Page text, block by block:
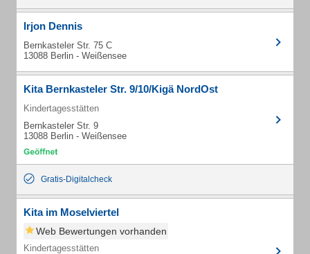
Irjon Dennis
Bernkasteler Str. 75 C
13088 Berlin - Weißensee
Kita Bernkasteler Str. 9/10/Kigä NordOst
Kindertagesstätten
Bernkasteler Str. 9
13088 Berlin - Weißensee
Gratis-Digitalcheck
Kita im Moselviertel
Web Bewertungen vorhanden
Kindertagesstätten